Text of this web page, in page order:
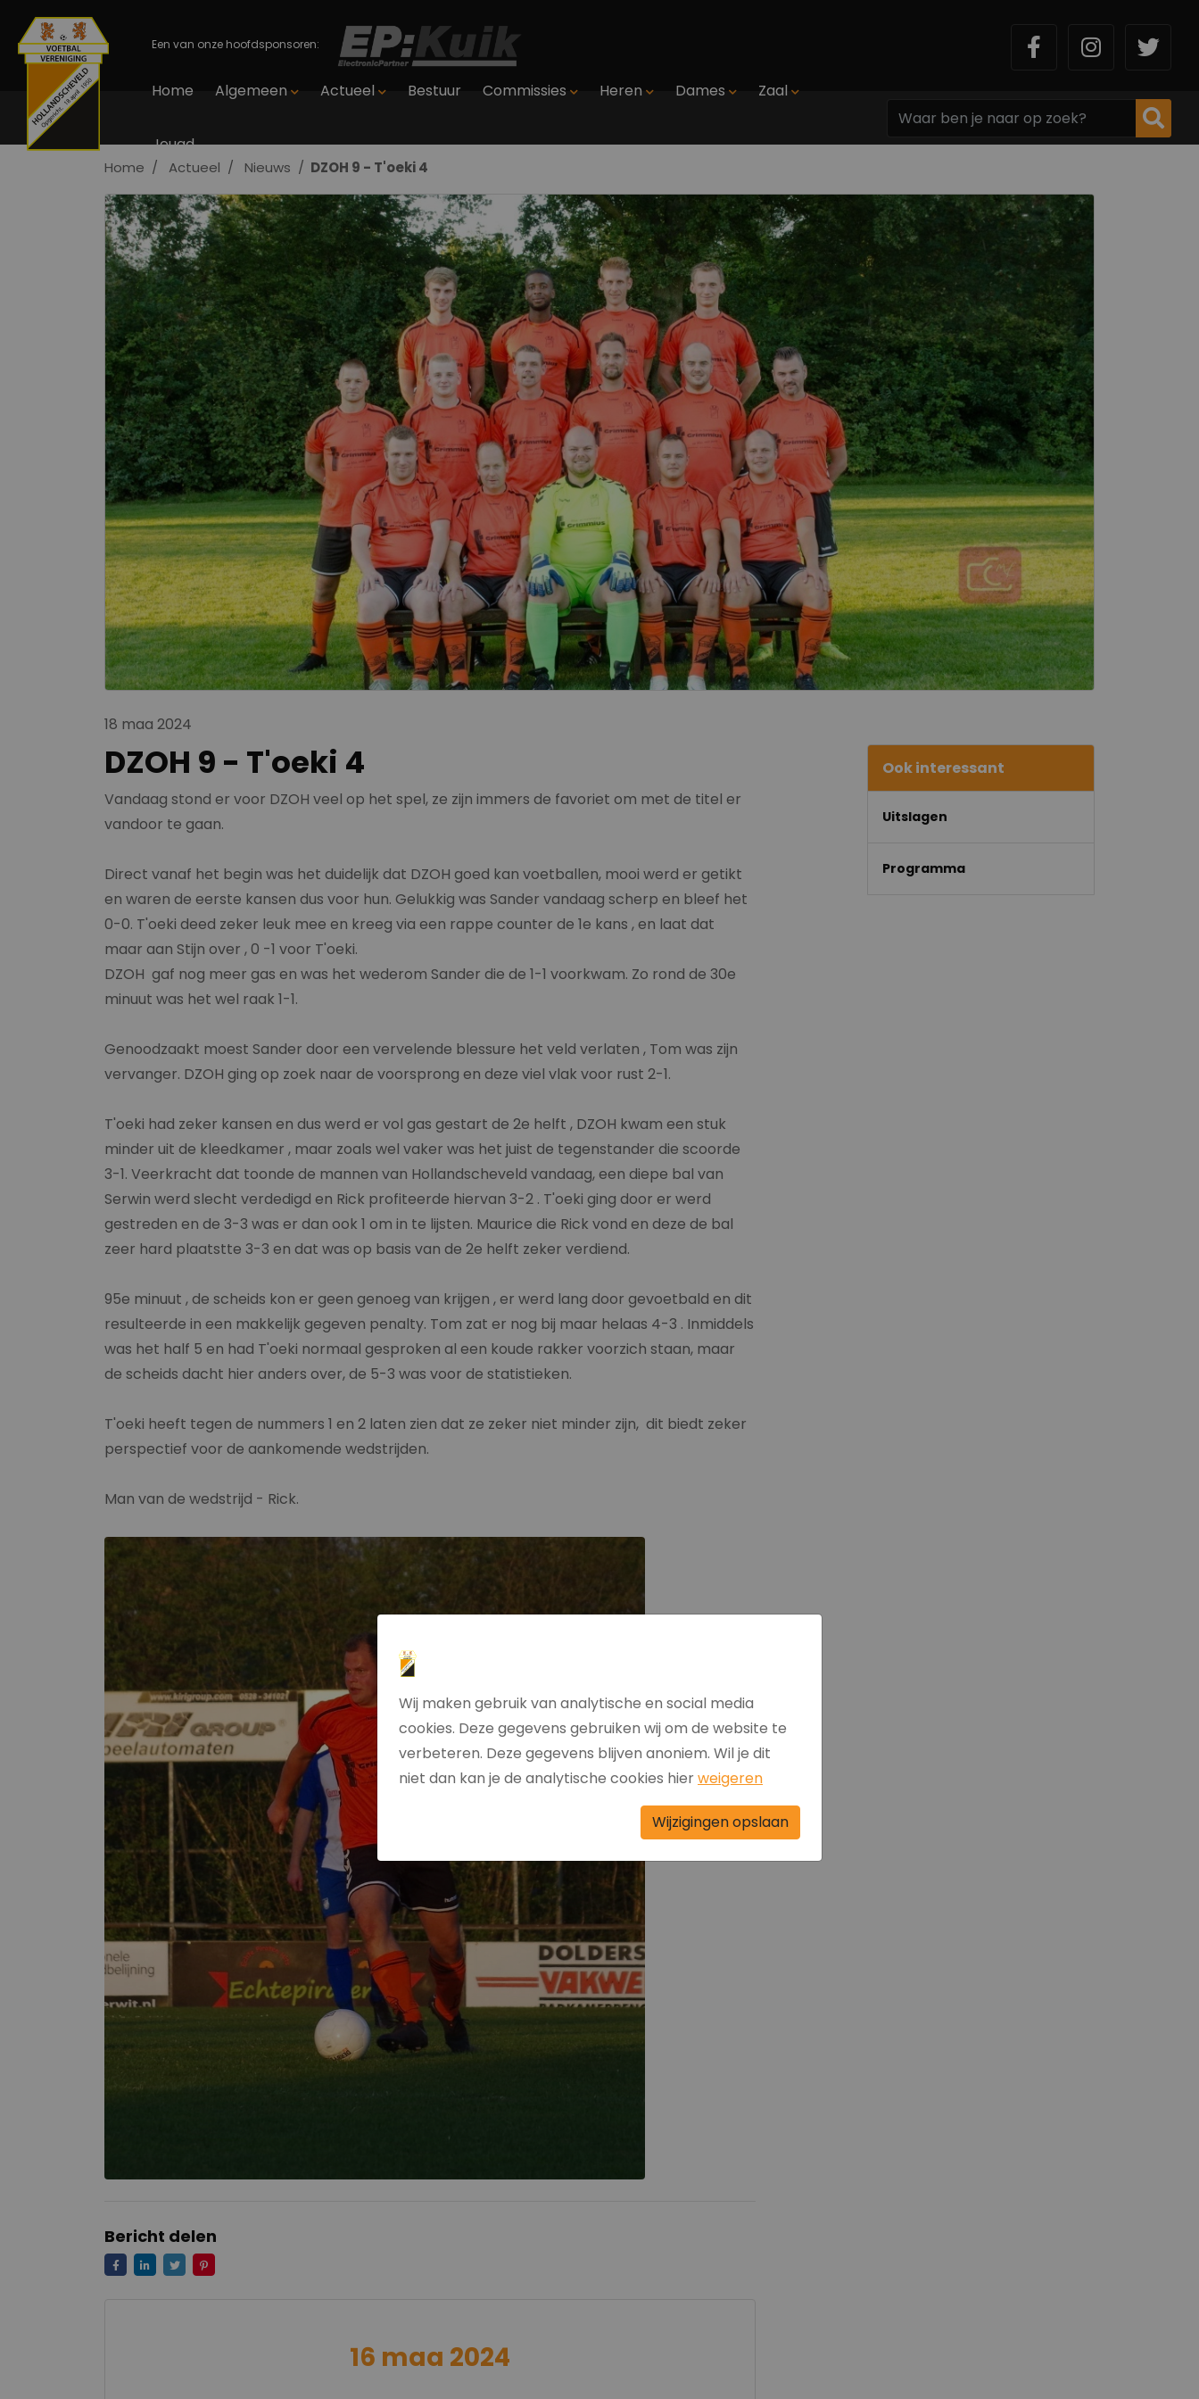
Een van onze hoofdsponsoren:
Home Algemeen Actueel Bestuur Commissies Heren Dames Zaal
Jeugd
Home Actueel Nieuws DZOH 9 - T'oeki 4
18 maa 2024
DZOH 9 - T'oeki 4
Vandaag stond er voor DZOH veel op het spel, ze zijn immers de favoriet om met de titel er
vandoor te gaan.
Direct vanaf het begin was het duidelijk dat DZOH goed kan voetballen, mooi werd er getikt
en waren de eerste kansen dus voor hun. Gelukkig was Sander vandaag scherp en bleef het
0-0. T'oeki deed zeker leuk mee en kreeg via een rappe counter de 1e kans , en laat dat
maar aan Stijn over , 0 -1 voor T'oeki.
DZOH gaf nog meer gas en was het wederom Sander die de 1-1 voorkwam. Zo rond de 30e
minuut was het wel raak 1-1.
Genoodzaakt moest Sander door een vervelende blessure het veld verlaten , Tom was zijn
vervanger. DZOH ging op zoek naar de voorsprong en deze viel vlak voor rust 2-1.
T'oeki had zeker kansen en dus werd er vol gas gestart de 2e helft , DZOH kwam een stuk
minder uit de kleedkamer , maar zoals wel vaker was het juist de tegenstander die scoorde
3-1. Veerkracht dat toonde de mannen van Hollandscheveld vandaag, een diepe bal van
Serwin werd slecht verdedigd en Rick profiteerde hiervan 3-2 . T'oeki ging door er werd
gestreden en de 3-3 was er dan ook 1 om in te lijsten. Maurice die Rick vond en deze de bal
zeer hard plaatstte 3-3 en dat was op basis van de 2e helft zeker verdiend.
95e minuut , de scheids kon er geen genoeg van krijgen , er werd lang door gevoetbald en dit
resulteerde in een makkelijk gegeven penalty. Tom zat er nog bij maar helaas 4-3 . Inmiddels
was het half 5 en had T'oeki normaal gesproken al een koude rakker voorzich staan, maar
de scheids dacht hier anders over, de 5-3 was voor de statistieken.
T'oeki heeft tegen de nummers 1 en 2 laten zien dat ze zeker niet minder zijn, dit biedt zeker
perspectief voor de aankomende wedstrijden.
Man van de wedstrijd - Rick.
Bericht delen
16 maa 2024
Ook interessant
Uitslagen
Programma
Wij maken gebruik van analytische en social media
cookies. Deze gegevens gebruiken wij om de website te
verbeteren. Deze gegevens blijven anoniem. Wil je dit
niet dan kan je de analytische cookies hierweigeren
Wijzigingen opslaan